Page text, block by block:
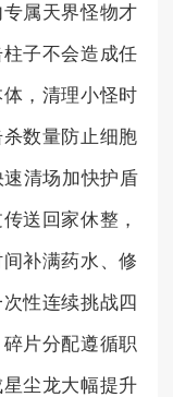
属天界怪物才
子不会造成任
，清理小怪时
数量防止细胞
清场加快护盾
送回家休整，
补满药水、修
性连续挑战四
片分配遵循职
尘龙大幅提升